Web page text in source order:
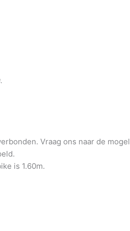
Vraag ons naar de
is 1.60m.